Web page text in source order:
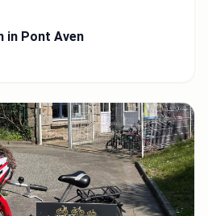
in Pont Aven